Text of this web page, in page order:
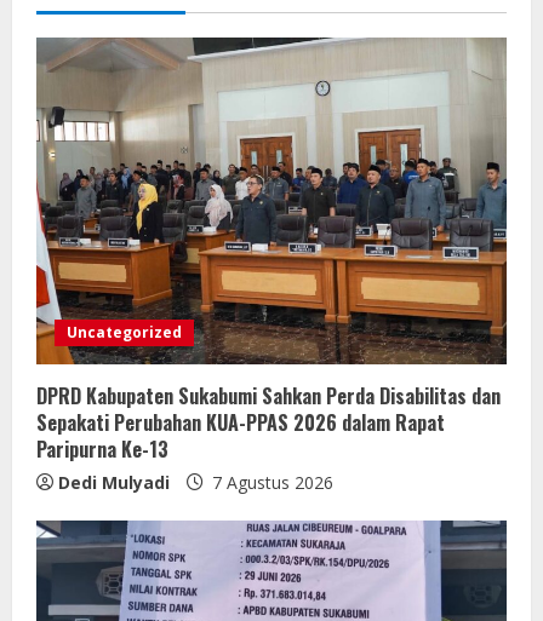
Uncategorized
DPRD Kabupaten Sukabumi Sahkan Perda Disabilitas dan
Sepakati Perubahan KUA-PPAS 2026 dalam Rapat
Paripurna Ke-13
Dedi Mulyadi 7 Agustus 2026